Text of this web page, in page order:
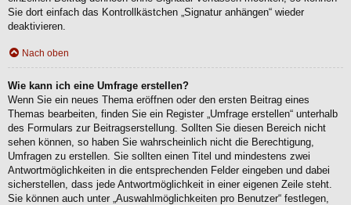
Sie dort einfach das Kontrollkästchen „Signatur anhängen“ wieder
deaktivieren.
Nach oben
Wie kann ich eine Umfrage erstellen?
Wenn Sie ein neues Thema eröffnen oder den ersten Beitrag eines
Themas bearbeiten, finden Sie ein Register „Umfrage erstellen“ unterhalb
des Formulars zur Beitragserstellung. Sollten Sie diesen Bereich nicht
sehen können, so haben Sie wahrscheinlich nicht die Berechtigung,
Umfragen zu erstellen. Sie sollten einen Titel und mindestens zwei
Antwortmöglichkeiten in die entsprechenden Felder eingeben und dabei
sicherstellen, dass jede Antwortmöglichkeit in einer eigenen Zeile steht.
Sie können auch unter „Auswahlmöglichkeiten pro Benutzer“ festlegen,